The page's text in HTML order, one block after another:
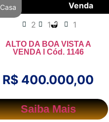
Venda
Casa
2 1 1
ALTO DA BOA VISTA A
VENDA l Cód. 1146
R$ 400.000,00
Saiba Mais